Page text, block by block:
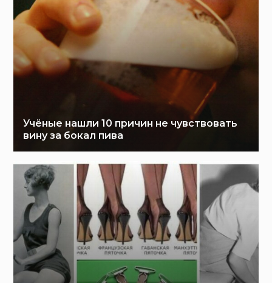
Учёные нашли 10 причин не чувствовать
вину за бокал пива